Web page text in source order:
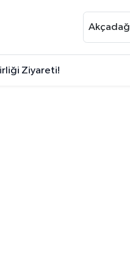
Akçadağ
Ziyareti!